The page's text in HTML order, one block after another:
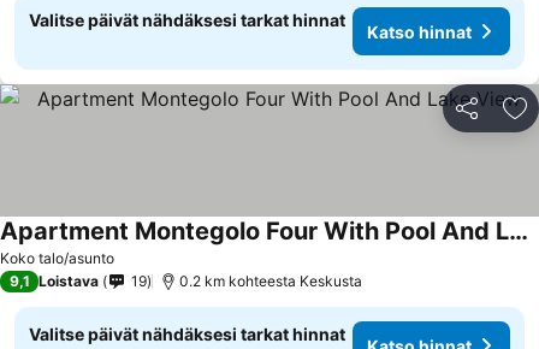
Valitse päivät nähdäksesi tarkat hinnat
Katso hinnat
Jaa
Koko talo/asunto
Apartment Montegolo Four With Pool And Lake View
9,1 Loistava 19 0.2 km kohteesta Keskusta
Valitse päivät nähdäksesi tarkat hinnat